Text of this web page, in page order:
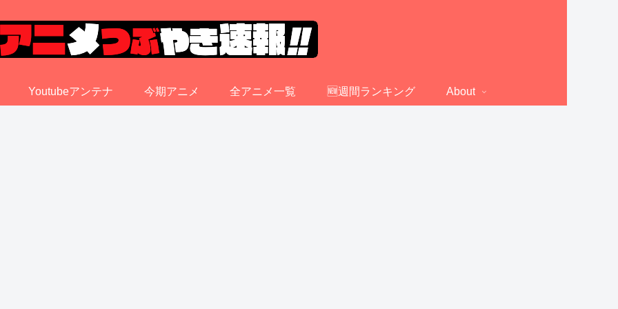
Youtubeアンテナ 今期アニメ 全アニメ一覧 🆕週間ランキング About